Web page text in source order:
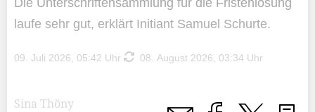
Die Unterschriftensammlung für die Fristenlösung
laufe sehr gut, erklärt Initiant Samuel Schurte.
09. Juli 2026, 05:42 Uhr 08. August 2026, 03:34 Uhr
Sina Thöny